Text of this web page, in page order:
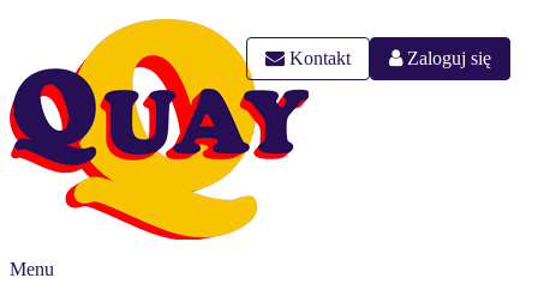
Kontakt Zaloguj się
Menu